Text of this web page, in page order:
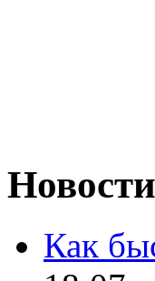
Новости
Как